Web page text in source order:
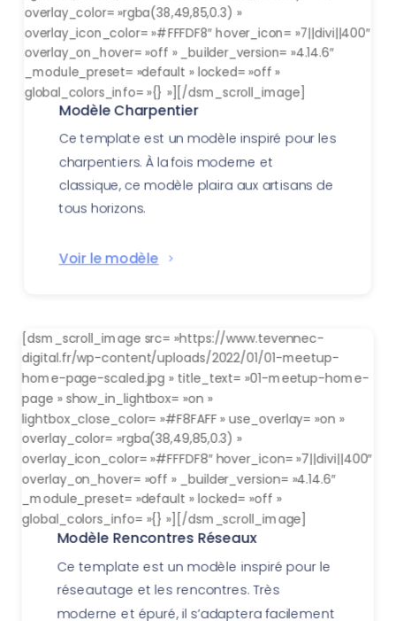
overlay_color= »rgba(38,49,85,0.3) »
overlay_icon_color= »#FFFDF8″ hover_icon= »7||divi||400″
overlay_on_hover= »off » _builder_version= »4.14.6″
_module_preset= »default » locked= »off »
global_colors_info= »{} »][/dsm_scroll_image]
Modèle Charpentier
Ce template est un modèle inspiré pour les
charpentiers. À la fois moderne et
classique, ce modèle plaira aux artisans de
tous horizons.
Voir le modèle
[dsm_scroll_image src= »https://www.tevennec-
digital.fr/wp-content/uploads/2022/01/01-meetup-
home-page-scaled.jpg » title_text= »01-meetup-home-
page » show_in_lightbox= »on »
lightbox_close_color= »#F8FAFF » use_overlay= »on »
overlay_color= »rgba(38,49,85,0.3) »
overlay_icon_color= »#FFFDF8″ hover_icon= »7||divi||400″
overlay_on_hover= »off » _builder_version= »4.14.6″
_module_preset= »default » locked= »off »
global_colors_info= »{} »][/dsm_scroll_image]
Modèle Rencontres Réseaux
Ce template est un modèle inspiré pour le
réseautage et les rencontres. Très
moderne et épuré, il s’adaptera facilement